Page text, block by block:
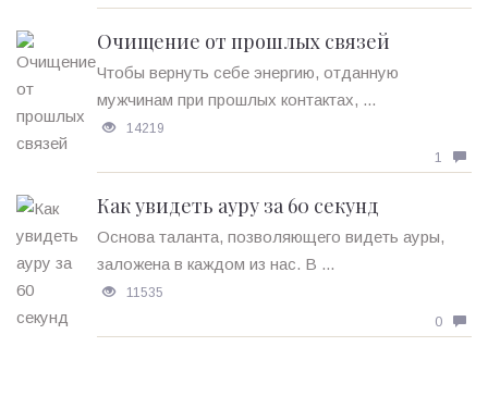
Очищение от прошлых связей
Чтобы вернуть себе энергию, отданную
мужчинам при прошлых контактах, ...
14219
1
Как увидеть ауру за 60 секунд
Основа таланта, позволяющего видеть ауры,
заложена в каждом из нас. В ...
11535
0